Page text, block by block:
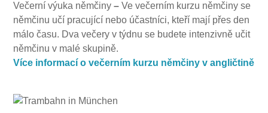
Večerní výuka němčiny– Ve večerním kurzu němčiny se
němčinu učí pracující nebo účastníci, kteří mají přes den
málo času. Dva večery v týdnu se budete intenzivně učit
němčinu v malé skupině.
Více informací o večerním kurzu němčiny v angličtině